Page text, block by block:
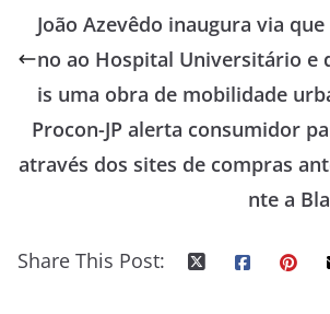
João Azevêdo inaugura via
no ao Hospital Universitário e
is uma obra de mobilidade
Procon-JP alerta consumidor
através dos sites de compras
nte a
Share This Post: